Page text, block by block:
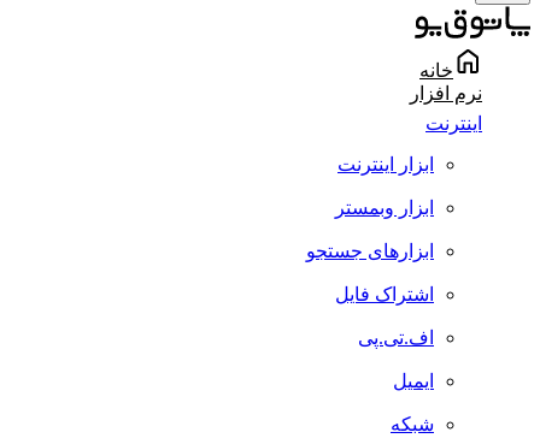
خانه
نرم افزار
اینترنت
ابزار اینترنت
ابزار وبمستر
ابزارهای جستجو
اشتراک فایل
اف.تی.پی
ایمیل
شبکه